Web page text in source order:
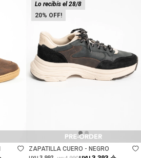
20
Lo recibís el 28/8
Talle
ZAPATILLA CUERO - NEGRO